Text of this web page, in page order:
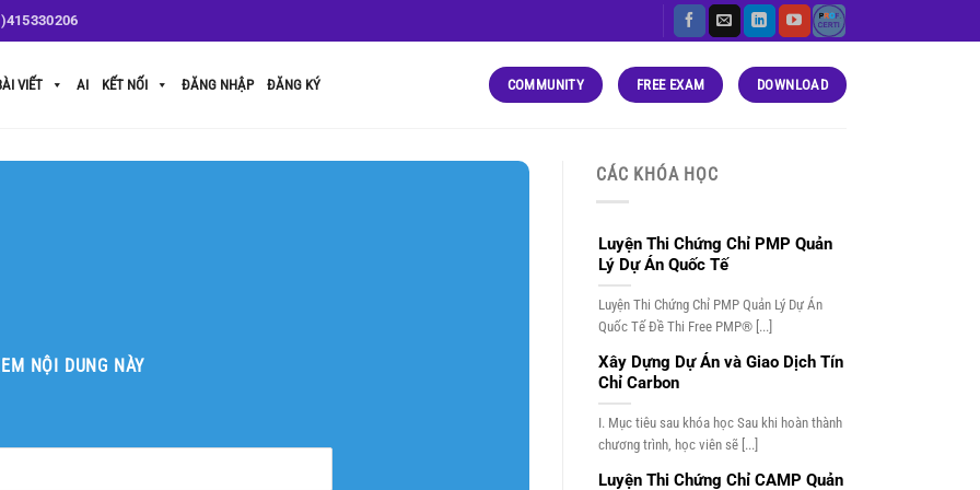
VIẾT AI KẾT NỐI ĐĂNG NHẬP ĐĂNG KÝ COMMUNITY FREE EXAM DOWNLOAD
NỘI DUNG NÀY
CÁC KHÓA HỌC
Luyện Thi Chứng Chỉ PMP Quản
Lý Dự Án Quốc Tế
Luyện Thi Chứng Chỉ PMP Quản Lý Dự Án
Quốc Tế Đề Thi Free PMP® [...]
Xây Dựng Dự Án và Giao Dịch Tín
Chỉ Carbon
I. Mục tiêu sau khóa học Sau khi hoàn thành
chương trình, học viên sẽ [...]
Luyện Thi Chứng Chỉ CAMP Quản